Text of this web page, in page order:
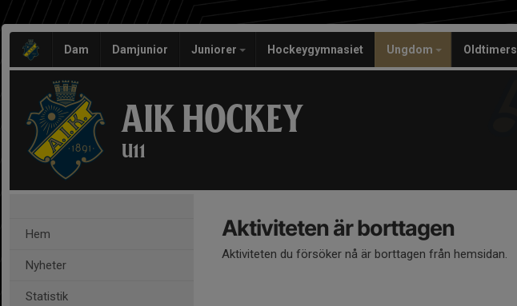
Dam Damjunior Juniorer Hockeygymnasiet Ungdom Oldtimers
AIK HOCKEY
U11
Hem
Nyheter
Statistik
Aktiviteten är borttagen
Aktiviteten du försöker nå är borttagen från hemsidan.